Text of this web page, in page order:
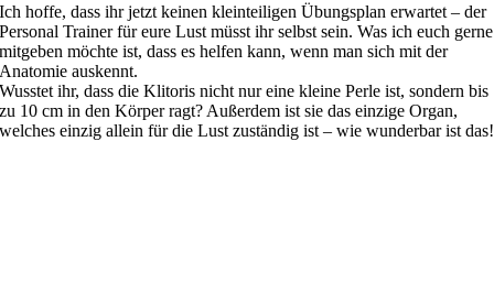
Ich hoffe, dass ihr jetzt keinen kleinteiligen Übungsplan erwartet – der
Personal Trainer für eure Lust müsst ihr selbst sein. Was ich euch gerne
mitgeben möchte ist, dass es helfen kann, wenn man sich mit der
Anatomie auskennt.
Wusstet ihr, dass die Klitoris nicht nur eine kleine Perle ist, sondern bis
zu 10 cm in den Körper ragt? Außerdem ist sie das einzige Organ,
welches einzig allein für die Lust zuständig ist – wie wunderbar ist das!